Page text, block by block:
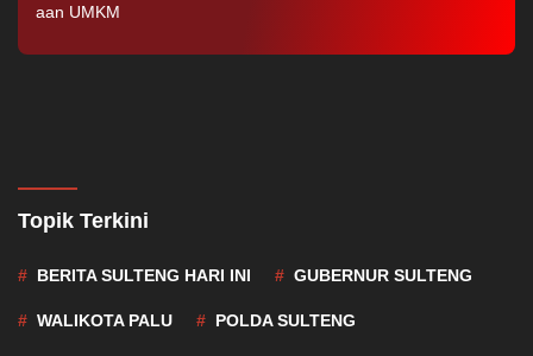
Topik Terkini
BERITA SULTENG HARI INI GUBERNUR SULTENG
WALIKOTA PALU POLDA SULTENG